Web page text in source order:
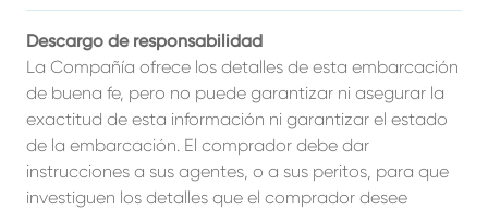
Descargo de responsabilidad
La Compañía ofrece los detalles de esta embarcación
de buena fe, pero no puede garantizar ni asegurar la
exactitud de esta información ni garantizar el estado
de la embarcación. El comprador debe dar
instrucciones a sus agentes, o a sus peritos, para que
investiguen los detalles que el comprador desee